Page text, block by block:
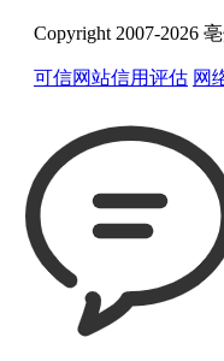
Copyright 2007-2026
可信网站信用评估 网